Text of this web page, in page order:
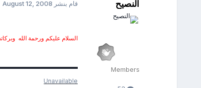
النصيح
Members
قام بنشر August 12, 2008
السلام عليكم ورحمة الله
Unavailable